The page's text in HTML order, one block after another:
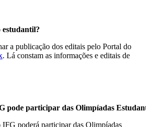
a publicação dos editais pelo Portal do
. Lá constam as informações e editais de
pode participar das Olimpíadas
poderá participar das Olimpíadas